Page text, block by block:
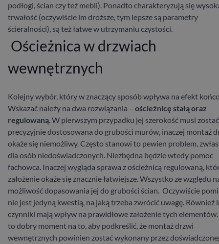
podłogi, ścian czy też mebli). Ponadto charakteryzują się
trwałość (oczywiście im droższe, tym lepsze są parametry
ścieralności), są też łatwe w utrzymaniu czystości.
Ościeżnica w drzwiach
wewnętrznych
Kolejny wybór, który w znaczący sposób wpływa na efekt
Wskazać należy na dwa rozwiązania – ościeżnicę stałą oraz
regulowaną. W pierwszym przypadku jej szerokość musi zostać
precyzyjnie dostosowana do grubości murów, inaczej montaż
okaże się niemożliwy. Często stanowi to pewien problem,
dla osób niedoświadczonych. Niezbędna będzie wtedy pomoc
fachowca. Inaczej wygląda sprawa z ościeżnicą regulowaną,
założenie okaże się znacznie łatwiejsze. Wszystko ze względu
możliwość dopasowania jej do grubości ścian. Oczywiście
nie jest jedyną kwestią, na jaką trzeba zwrócić uwagę. Również
czynniki mają wpływ na prawidłowe założenie tych elementów.
to dobry moment na to, aby podkreślić, że montaż drzwi
wewnętrznych powinien zostać wykonany przez